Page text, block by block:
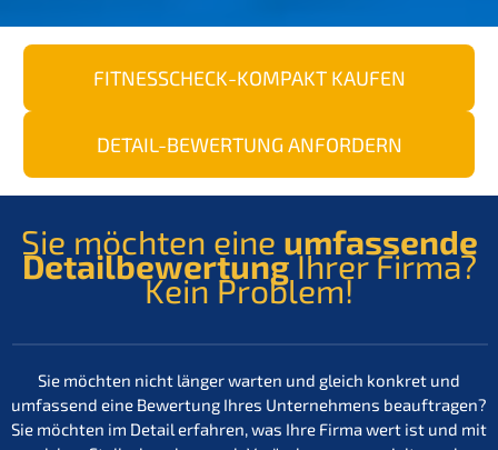
FITNESSCHECK-KOMPAKT KAUFEN
DETAIL-BEWERTUNG ANFORDERN
Sie möchten eine umfas­sen­de
Detail­be­wer­tungIhrer Firma?
Kein Problem!
Sie möchten nicht länger warten und gleich konkret und
umfas­send eine Bewer­tung Ihres Unter­neh­mens beauf­tra­gen?
Sie möchten im Detail erfah­ren, was Ihre Firma wert ist und mit